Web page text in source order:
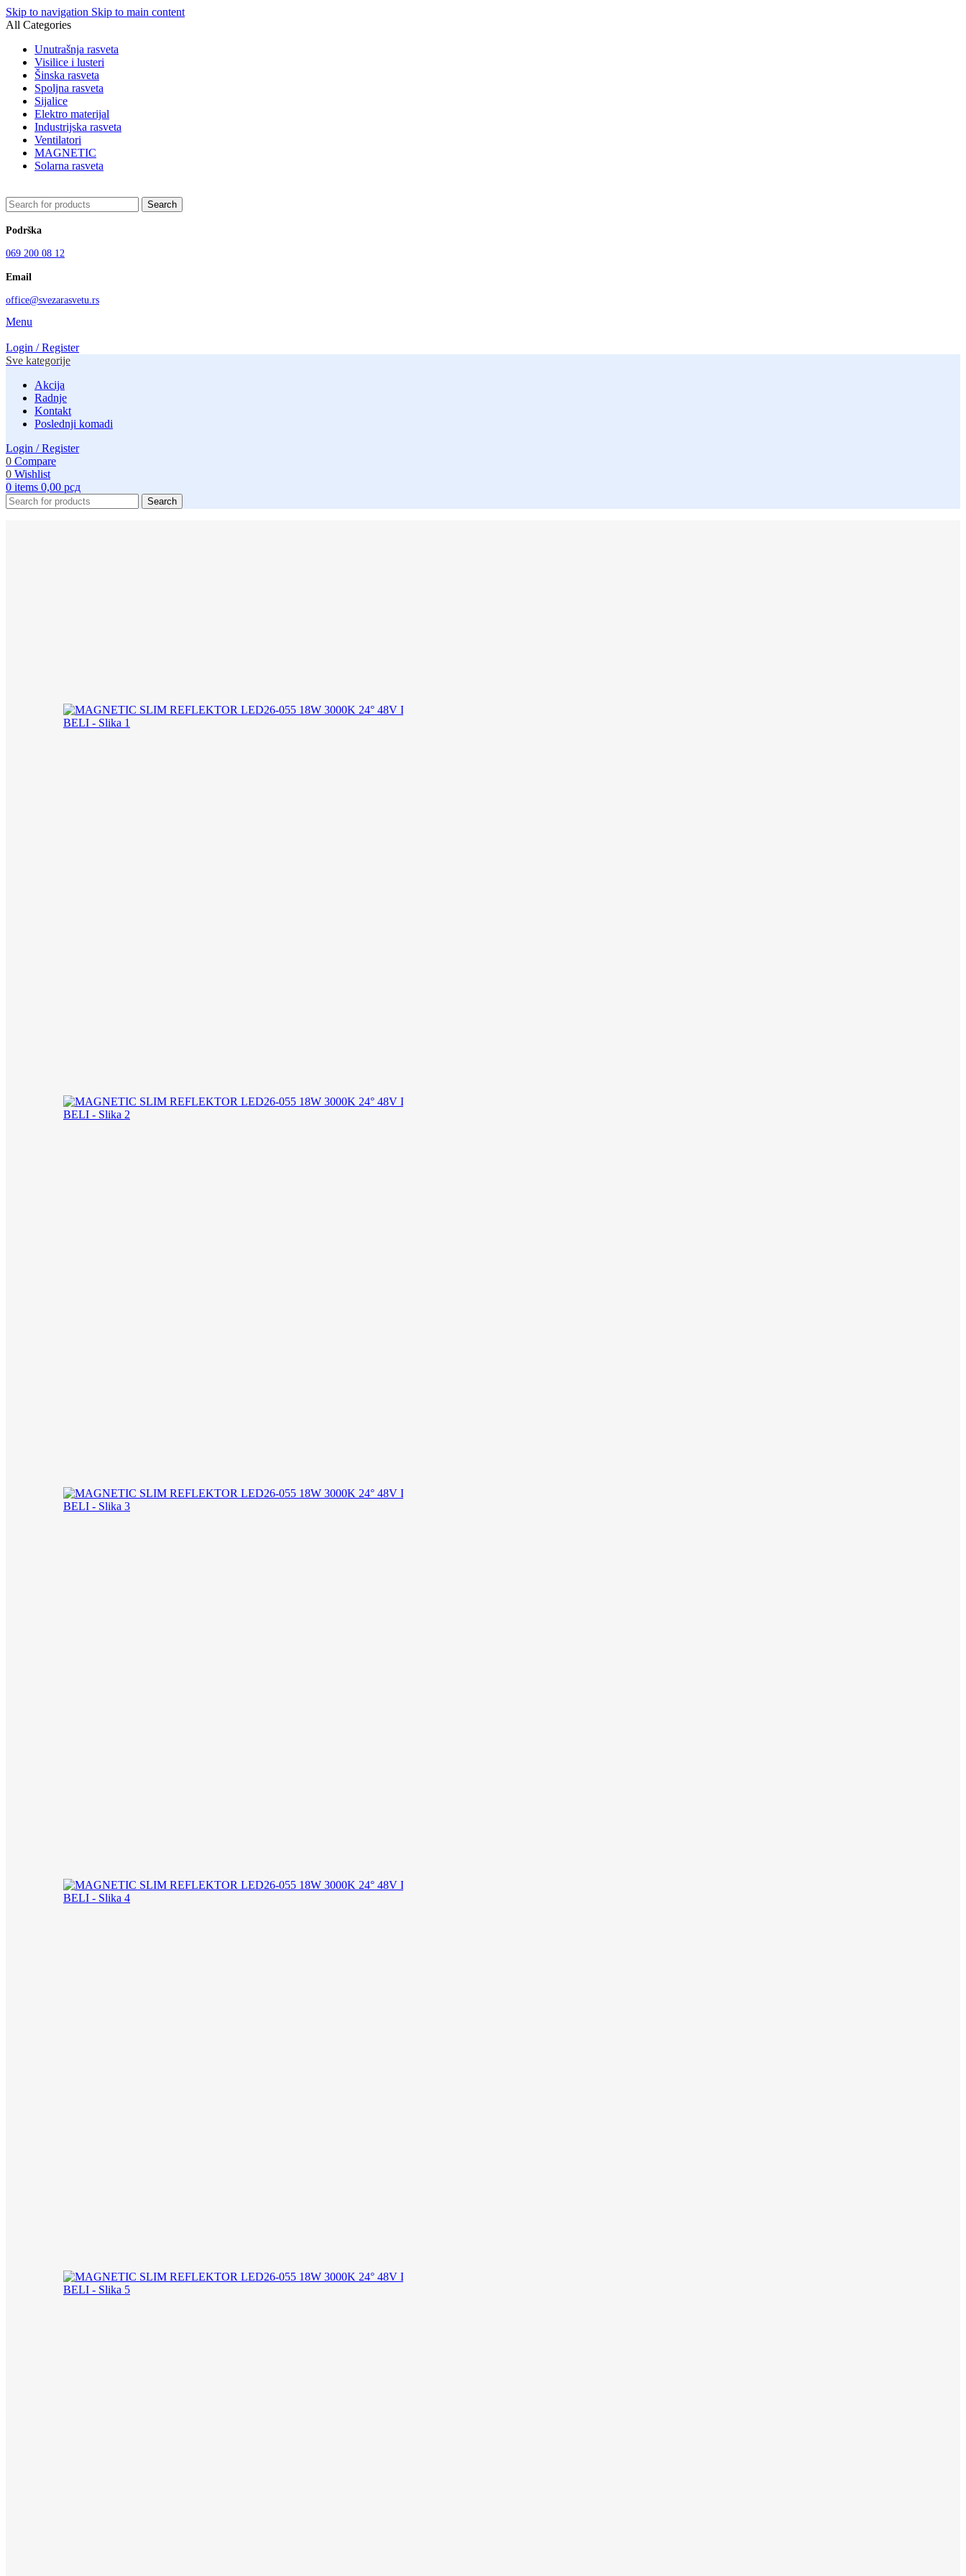
Skip to navigation Skip to main content
All Categories
Unutrašnja rasveta
Visilice i lusteri
Šinska rasveta
Spoljna rasveta
Sijalice
Elektro materijal
Industrijska rasveta
Ventilatori
MAGNETIC
Solarna rasveta
Search
Podrška
069 200 08 12
Email
office@svezarasvetu.rs
Menu
Login / Register
Sve kategorije
Akcija
Radnje
Kontakt
Poslednji komadi
Login / Register
0 Compare
0 Wishlist
0 items 0,00 рсд
Search